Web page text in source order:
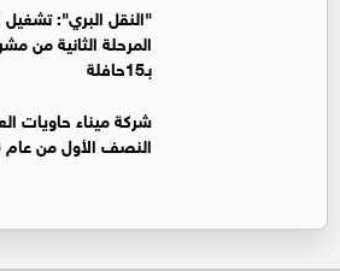
"النقل البري":
المرحلة الثانية من
بـ15حافلة
شركة ميناء حاويات
النصف الأول من عام 2026